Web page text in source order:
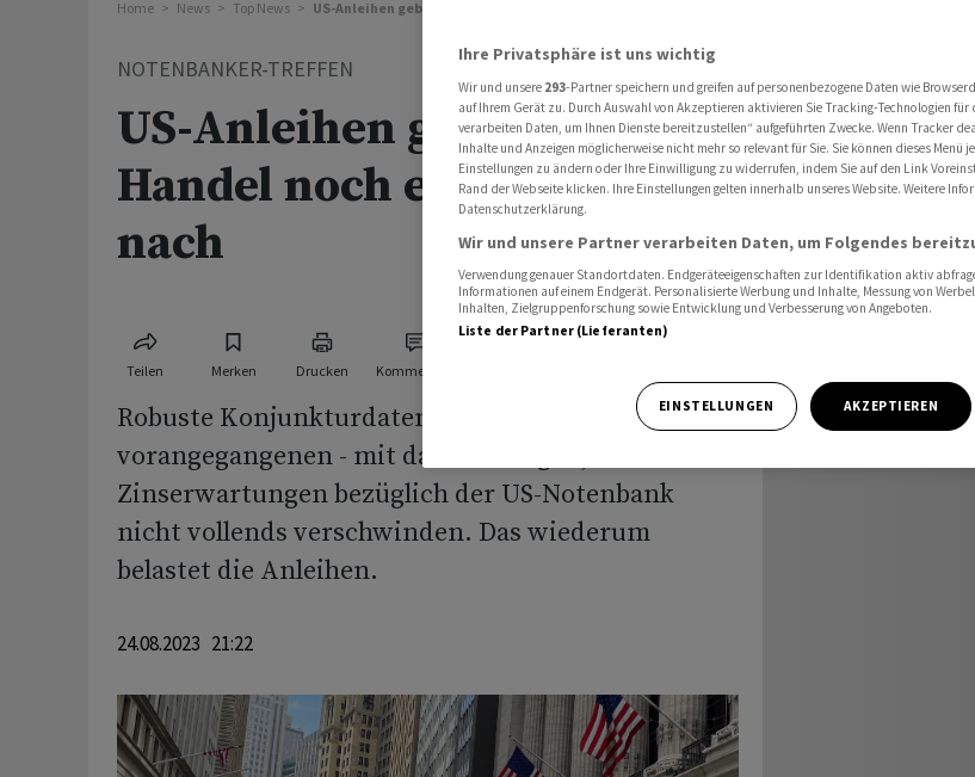
Home News Top News US-Anleihen geben im US-Handel noch etwas weiter nach
NOTENBANKER-TREFFEN
US-Anleihen geben im US-
Handel noch etwas weiter
nach
Teilen Merken Drucken Kommentare
Robuste Konjunkturdaten dürften - wie die
vorangegangenen - mit dazu beitragen, dass die
Zinserwartungen bezüglich der US-Notenbank
nicht vollends verschwinden. Das wiederum
belastet die Anleihen.
24.08.2023 21:22
Ihre Privatsphäre ist uns wichtig
Wir und unsere 293-Partner speichern und greifen auf personenbezogene Daten wie
auf Ihrem Gerät zu. Durch Auswahl von Akzeptieren aktivieren Sie Tracking-Technologien
verarbeiten Daten, um Ihnen Dienste bereitzustellen“ aufgeführten Zwecke. Wenn Tracker
Inhalte und Anzeigen möglicherweise nicht mehr so relevant für Sie. Sie können dieses Menü
Einstellungen zu ändern oder Ihre Einwilligung zu widerrufen, indem Sie auf den Link
Rand der Webseite klicken. Ihre Einstellungen gelten innerhalb unseres Website. Weitere
Datenschutzerklärung.
Wir und unsere Partner verarbeiten Daten, um Folgendes
Verwendung genauer Standortdaten. Endgeräteeigenschaften zur Identifikation aktiv
Informationen auf einem Endgerät. Personalisierte Werbung und Inhalte, Messung von
Inhalten, Zielgruppenforschung sowie Entwicklung und Verbesserung von Angeboten.
Liste der Partner (Lieferanten)
EINSTELLUNGEN AKZEPTIEREN